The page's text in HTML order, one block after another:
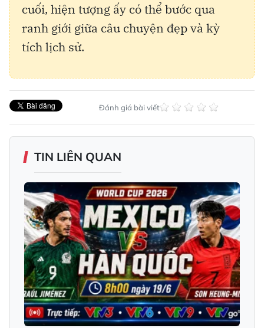
cuối, hiện tượng ấy có thể bước qua
ranh giới giữa câu chuyện đẹp và kỳ
tích lịch sử.
Đánh giá bài viết
TIN LIÊN QUAN